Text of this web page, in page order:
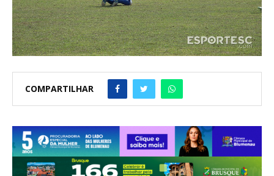
COMPARTILHAR